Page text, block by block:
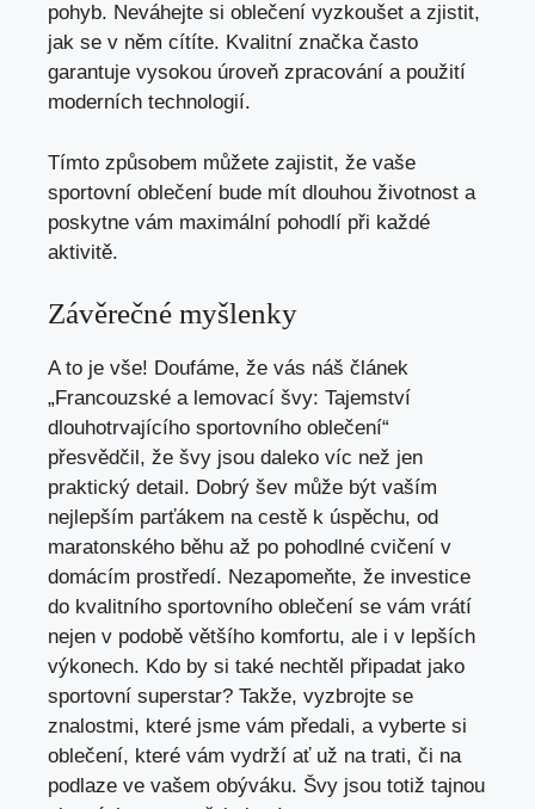
pohyb. Neváhejte si oblečení vyzkoušet a zjistit,
jak se v něm cítíte. Kvalitní značka často
garantuje vysokou úroveň zpracování a použití
moderních technologií.
Tímto způsobem můžete zajistit, že vaše
sportovní oblečení bude mít dlouhou životnost a
poskytne vám maximální pohodlí při každé
aktivitě.
Závěrečné myšlenky
A to je vše! Doufáme, že vás náš článek
„Francouzské a lemovací švy: Tajemství
dlouhotrvajícího sportovního oblečení“
přesvědčil, že švy jsou daleko víc než jen
praktický detail. Dobrý šev může být vaším
nejlepším parťákem na cestě k úspěchu, od
maratonského běhu až po pohodlné cvičení v
domácím prostředí. Nezapomeňte, že investice
do kvalitního sportovního oblečení se vám vrátí
nejen v podobě většího komfortu, ale i v lepších
výkonech. Kdo by si také nechtěl připadat jako
sportovní superstar? Takže, vyzbrojte se
znalostmi, které jsme vám předali, a vyberte si
oblečení, které vám vydrží ať už na trati, či na
podlaze ve vašem obýváku. Švy jsou totiž tajnou